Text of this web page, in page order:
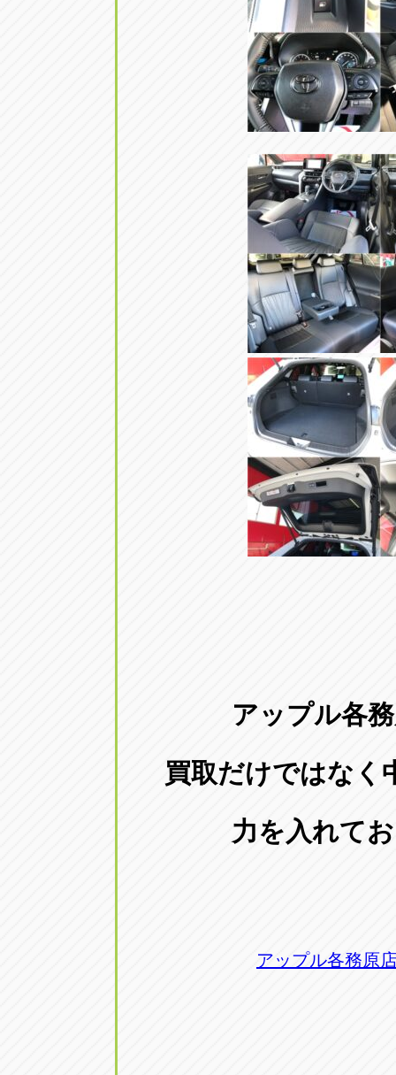
アップル各
買取だけではなく
力を入れて
アップル各務原